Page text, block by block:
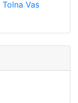
Tolna Vas